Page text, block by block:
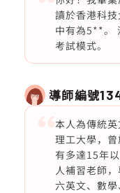
讀於香港科
中有為5**。
考試模式。
導師編號
本人為傳統
理工大學，曾
有多達15年
人補習老師
六英文、數